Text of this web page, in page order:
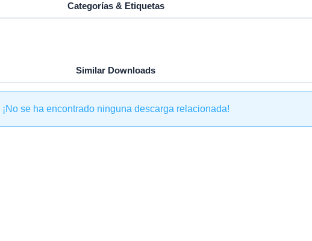
Categorías & Etiquetas
Similar Downloads
¡No se ha encontrado ninguna descarga relacionada!